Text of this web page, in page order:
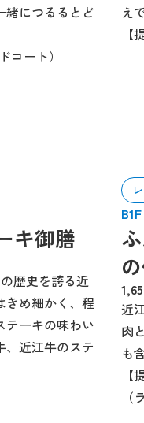
緒につるるとど
コート）
え
キ御膳
歴史を誇る近
きめ細かく、程
テーキの味わい
、近江牛のステ
近
肉
も
（